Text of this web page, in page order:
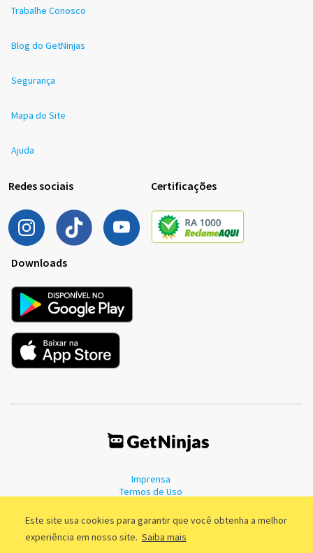
Este site usa cookies para garantir que você obtenha a melhor
experiência em nosso site. Saiba mais
Trabalhe Conosco
Blog do GetNinjas
Segurança
Mapa do Site
Ajuda
Redes sociais Certificações
Downloads
Imprensa
Termos de Uso